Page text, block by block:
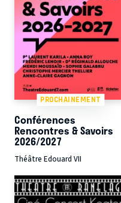
PROCHAINEMENT
Conférences
Rencontres & Savoirs
2026/2027
Théâtre Edouard VII